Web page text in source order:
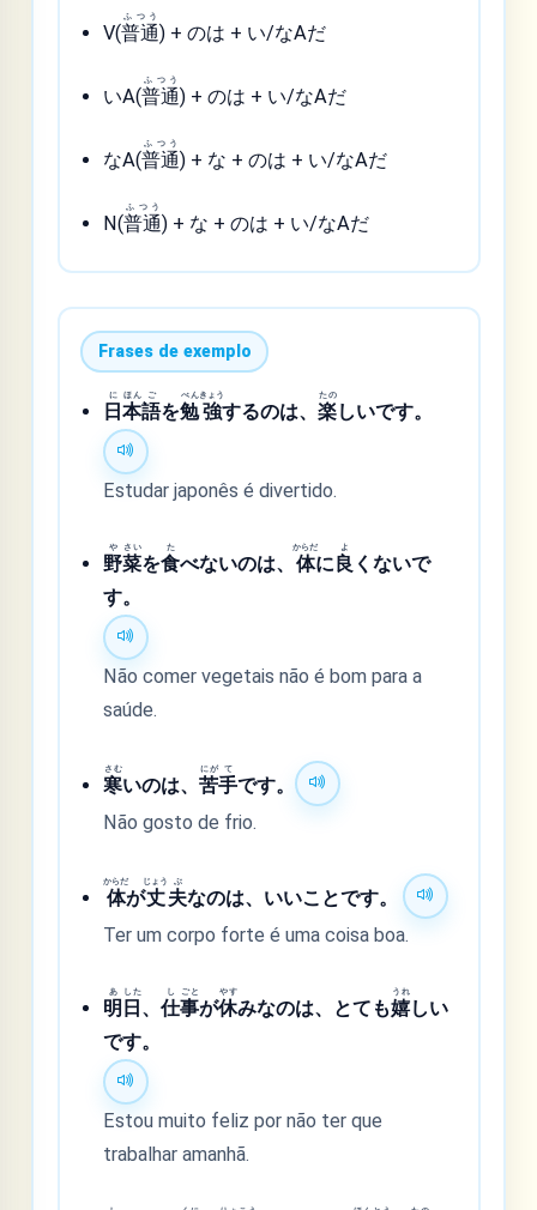
V(普通
ふつう
) + のは + い/なAだ
いA(普通
ふつう
) + のは + い/なAだ
なA(普通
ふつう
) + な + のは + い/なAだ
N(普通
ふつう
) + な + のは + い/なAだ
Frases de exemplo
日
に
本
ほん
語
ご
を勉
べん
強
きょう
するのは、楽
たの
しいです。
Estudar japonês é divertido.
野
や
菜
さい
を食
た
べないのは、 体
からだ
に良
よ
くないで
す。
Não comer vegetais não é bom para a
saúde.
寒
さむ
いのは、苦
にが
手
て
です。
Não gosto de frio.
体
からだ
が丈
じょう
夫
ぶ
なのは、いいことです。
Ter um corpo forte é uma coisa boa.
明
あ
日
した
、仕
し
事
ごと
が休
やす
みなのは、とても嬉
うれ
しい
です。
Estou muito feliz por não ter que
trabalhar amanhã.